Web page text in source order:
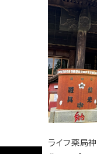
ライフ薬局